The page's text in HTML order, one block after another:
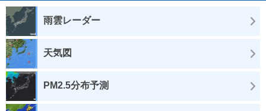
雨雲レーダー
天気図
PM2.5分布予測